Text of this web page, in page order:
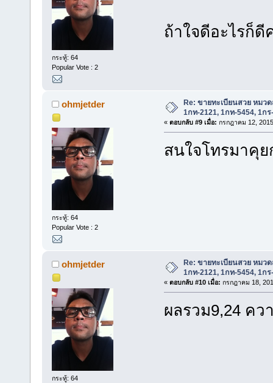
กระทู้: 64
Popular Vote : 2
ถ้าใจดีอะไรก็ดี
ohmjetder
กระทู้: 64
Popular Vote : 2
Re: ขายทะเบียนสวย หมว
1กท-2121, 1กท-5454, 1กร
« ตอบกลับ #9 เมื่อ: กรกฎาคม 12,
สนใจโทรมาคุ
ohmjetder
กระทู้: 64
Re: ขายทะเบียนสวย หมว
1กท-2121, 1กท-5454, 1กร
« ตอบกลับ #10 เมื่อ: กรกฎาคม 18,
ผลรวม9,24 ค